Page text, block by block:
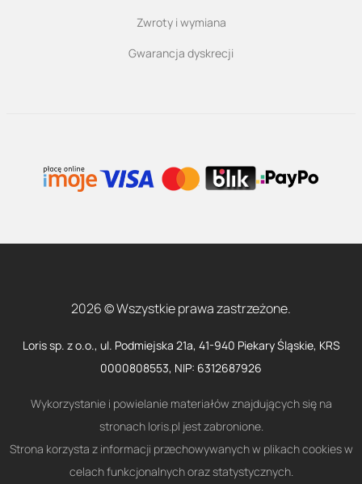
Zwroty i wymiana
Gwarancja dyskrecji
2026 © Wszystkie prawa zastrzeżone.
Loris sp. z o.o., ul. Podmiejska 21a, 41-940 Piekary Śląskie, KRS
0000808553, NIP: 6312687926
Wykorzystanie i powielanie materiałów znajdujących się na
stronach loris.pl jest zabronione.
Strona korzysta z informacji przechowywanych w plikach cookies w
celach funkcjonalnych oraz statystycznych.